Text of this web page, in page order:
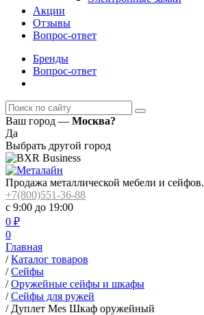
Акции
Отзывы
Вопрос-ответ
Бренды
Вопрос-ответ
Ваш город — Москва?
Да
Выбрать другой город
Продажа металлической мебели и сейфов.
+7(800)551-36-88
с 9:00 до 19:00
0 ₽
0
Главная
/ Каталог товаров
/ Сейфы
/ Оружейные сейфы и шкафы
/ Сейфы для ружей
/ Дуплет Mes Шкаф оружейный